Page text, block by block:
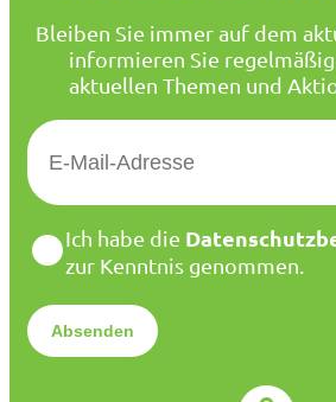
Bleiben Sie immer auf dem
informieren Sie regelmäßig
aktuellen Themen und
E
M
*
D
a
e
n
Ich habe die
zur Kenntnis genommen.